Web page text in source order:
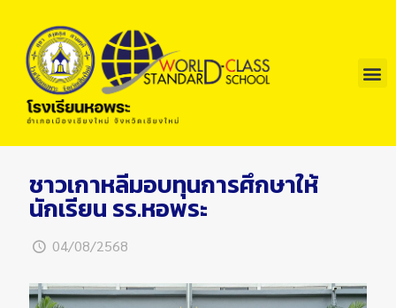
ชาวเกาหลีมอบทุนการศึกษาให้
นักเรียน รร.หอพระ
04/08/2568